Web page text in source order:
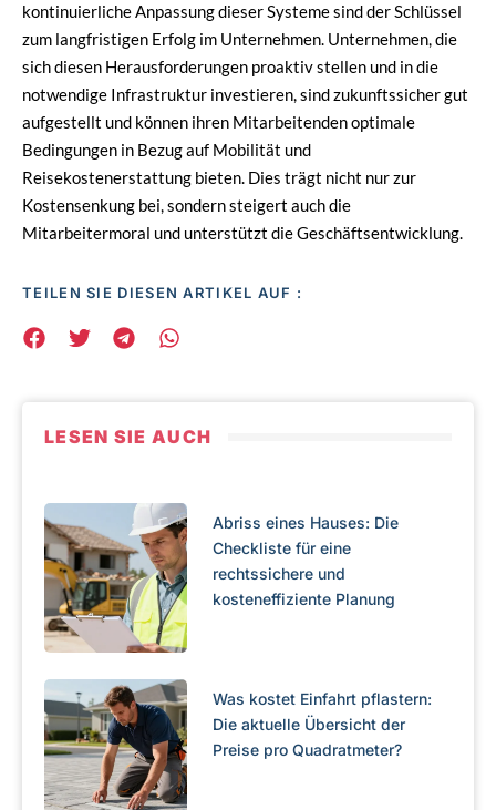
kontinuierliche Anpassung dieser Systeme sind der Schlüssel
zum langfristigen Erfolg im Unternehmen. Unternehmen, die
sich diesen Herausforderungen proaktiv stellen und in die
notwendige Infrastruktur investieren, sind zukunftssicher gut
aufgestellt und können ihren Mitarbeitenden optimale
Bedingungen in Bezug auf Mobilität und
Reisekostenerstattung bieten. Dies trägt nicht nur zur
Kostensenkung bei, sondern steigert auch die
Mitarbeitermoral und unterstützt die Geschäftsentwicklung.
TEILEN SIE DIESEN ARTIKEL AUF :
LESEN SIE AUCH
Abriss eines Hauses: Die
Checkliste für eine
rechtssichere und
kosteneffiziente Planung
Was kostet Einfahrt pflastern:
Die aktuelle Übersicht der
Preise pro Quadratmeter?